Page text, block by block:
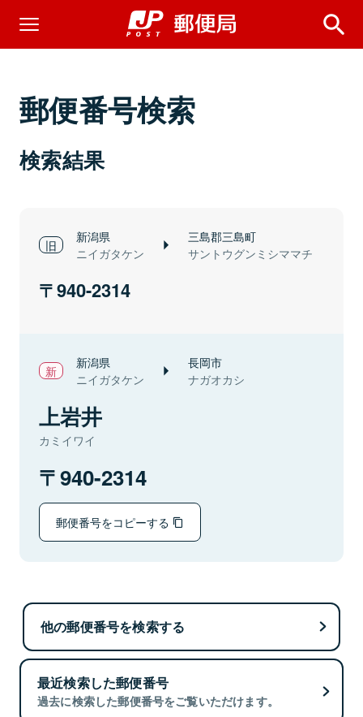
郵便番号検索
検索結果
新潟県
ニイガタケン
三島郡三島町
サントウグンミシママチ
940-2314
新潟県
ニイガタケン
長岡市
ナガオカシ
上岩井
カミイワイ
940-2314
郵便番号をコピーする
他の郵便番号を検索する
最近検索した郵便番号
過去に検索した郵便番号をご覧いただけます。